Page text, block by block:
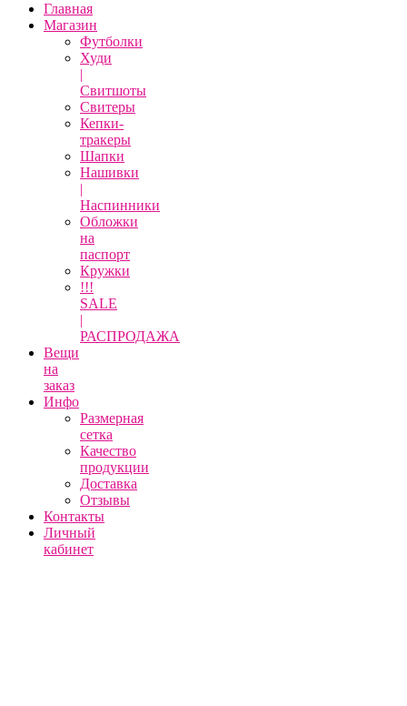
Главная
Магазин
Футболки
Худи
|
Свитшоты
Свитеры
Кепки-
тракеры
Шапки
Нашивки
|
Наспинники
Обложки
на
паспорт
Кружки
!!!
SALE
|
РАСПРОДАЖА
Вещи
на
заказ
Инфо
Размерная
сетка
Качество
продукции
Доставка
Отзывы
Контакты
Личный
кабинет